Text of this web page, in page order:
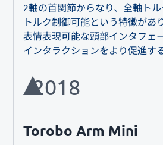
2軸の首関節からなり、全軸ト
トルク制御可能という特徴があ
表情表現可能な頭部インタフェ
インタラクションをより促進す
2018
Torobo Arm Mini